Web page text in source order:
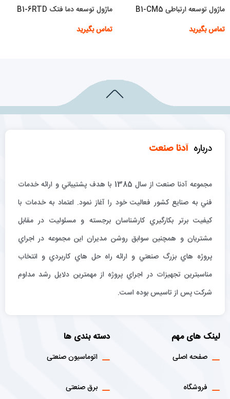
ماژول توسعه ارتباطی B1-CM5
تماس بگیرید
ماژول توسعه دما فتک B1-6RTD
تماس بگیرید
درباره آدنا صنعت
مجموعه آدنا صنعت از سال 1385 با هدف پشتيباني و ارائه خدمات
فني به صنايع كشور فعاليت خود را آغاز نمود. اعتماد به خدمات با
كيفيت برتر بكارگيري كارشناسان برجسته و مسئوليت در مقابل
مشتريان و همچنين سوابق روشن مديران اين مجموعه در اجراي
پروژه هاي بزرگ صنعتي و ارائه راه حل هاي كاربردي و انتخاب
مناسبترين تجهيزات در اجراي پروژه از مهمترين دلايل رشد مداوم
شركت پس از تاسيس بوده است.
لینک های مهم
صفحه اصلی
فروشگاه
دسته بندی ها
اتوماسیون صنعتی
برق صنعتی